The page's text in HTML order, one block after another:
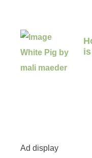
Ad display